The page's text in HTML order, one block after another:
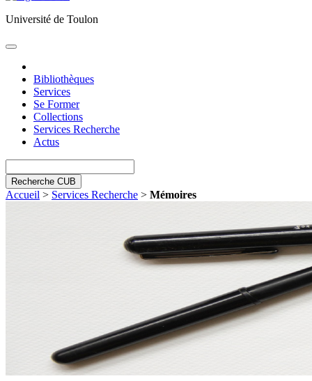
Université de Toulon
Toggle
Bibliothèques
Services
Se Former
Collections
Services Recherche
Actus
Recherche CUB
Accueil > Services Recherche > Mémoires